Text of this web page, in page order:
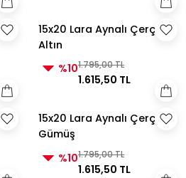
15x20 Lara Aynalı Çerçeve
Altın
%101.795,00 TL
1.615,50 TL
15x20 Lara Aynalı Çerçeve
Gümüş
%101.795,00 TL
1.615,50 TL